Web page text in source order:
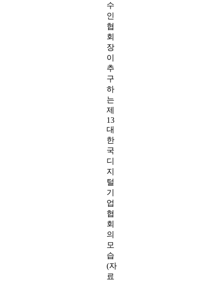
수
인
협
회
장
이
추
구
하
는
제
13
대
한
국
디
지
털
기
업
협
회
의
모
습
(자
료